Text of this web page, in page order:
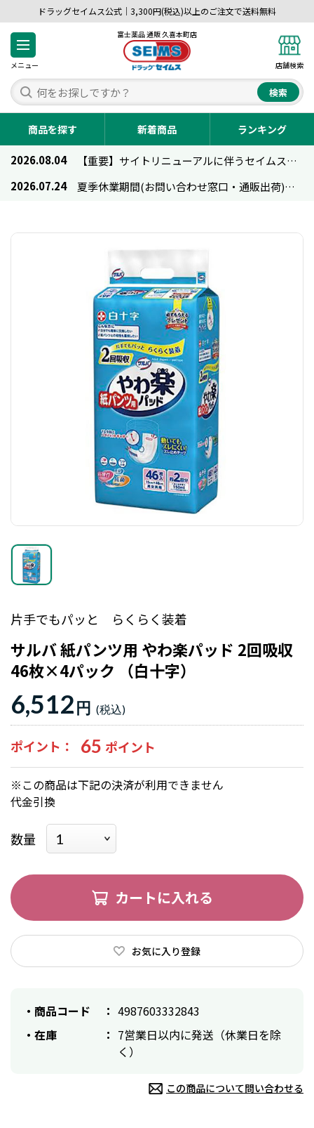
ドラッグセイムス公式｜3,300円(税込)以上のご注文で送料無料
メニュー
富士薬品 通販 久喜本町店
店舗検索
検索
商品を探す 新着商品 ランキング
2026.08.04
【重要】サイトリニューアルに伴うセイムス通販のご利用について
2026.07.24
夏季休業期間(お問い合わせ窓口・通販出荷)のお知らせ
片手でもパッと らくらく装着
サルバ 紙パンツ用 やわ楽パッド 2回吸収
46枚×4パック （白十字）
6,512円
ポイント 65
※この商品は下記の決済が利用できません
代金引換
数量
カートに入れる
お気に入り登録
商品コード
4987603332843
在庫
7営業日以内に発送（休業日を除
く）
この商品について問い合わせる